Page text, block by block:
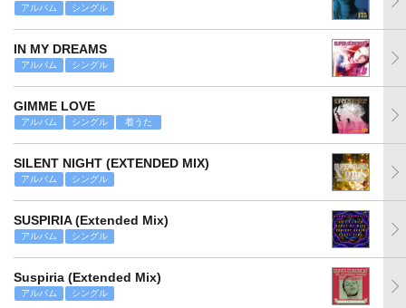
アルバム シングル
IN MY DREAMS
アルバム シングル
GIMME LOVE
アルバム シングル 着うた
SILENT NIGHT (EXTENDED MIX)
アルバム シングル
SUSPIRIA (Extended Mix)
アルバム シングル
Suspiria (Extended Mix)
アルバム シングル